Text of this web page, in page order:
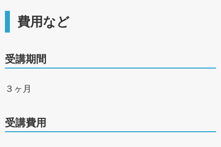
費用など
受講期間
３ヶ月
受講費用